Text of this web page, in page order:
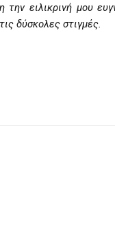
ειλικρινή μου
δύσκολες στιγμές.